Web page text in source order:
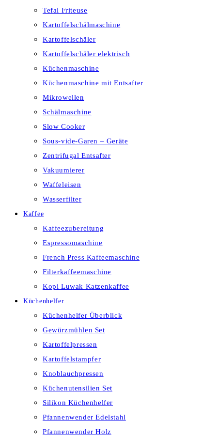
Tefal Friteuse
Kartoffelschälmaschine
Kartoffelschäler
Kartoffelschäler elektrisch
Küchenmaschine
Küchenmaschine mit Entsafter
Mikrowellen
Schälmaschine
Slow Cooker
Sous-vide-Garen – Geräte
Zentrifugal Entsafter
Vakuumierer
Waffeleisen
Wasserfilter
Kaffee
Kaffeezubereitung
Espressomaschine
French Press Kaffeemaschine
Filterkaffeemaschine
Kopi Luwak Katzenkaffee
Küchenhelfer
Küchenhelfer Überblick
Gewürzmühlen Set
Kartoffelpressen
Kartoffelstampfer
Knoblauchpressen
Küchenutensilien Set
Silikon Küchenhelfer
Pfannenwender Edelstahl
Pfannenwender Holz